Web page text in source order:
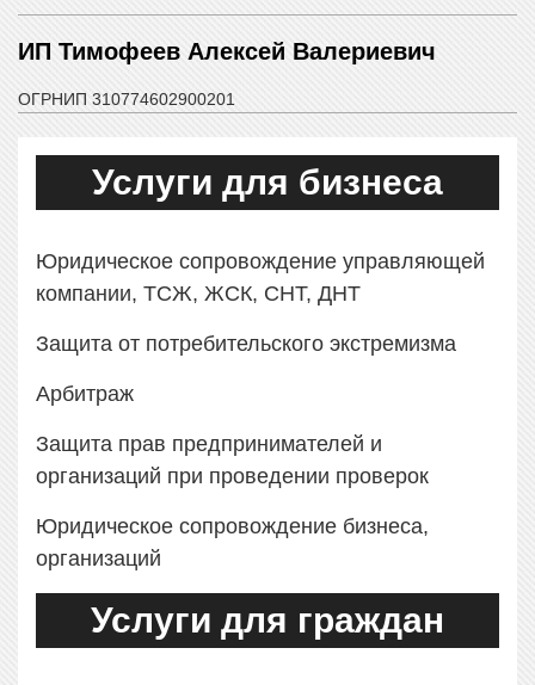
ИП Тимофеев Алексей Валериевич
ОГРНИП 310774602900201
Услуги для бизнеса
Юридическое сопровождение управляющей
компании, ТСЖ, ЖСК, СНТ, ДНТ
Защита от потребительского экстремизма
Арбитраж
Защита прав предпринимателей и
организаций при проведении проверок
Юридическое сопровождение бизнеса,
организаций
Услуги для граждан